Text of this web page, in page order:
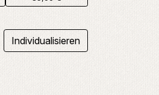
Individualisieren